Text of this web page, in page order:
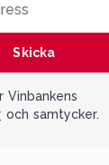
Skicka
Vinbankens
och samtycker.